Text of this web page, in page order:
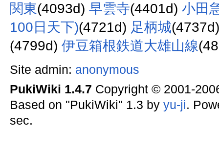
関東(4093d) 早雲寺(4401d) 小田
100日天下)(4721d) 足柄城
(4799d) 伊豆箱根鉄道大雄山線
Site admin: anonymous
PukiWiki 1.4.7 Copyright © 2001-
Based on "PukiWiki" 1.3 by yu-ji.
sec.